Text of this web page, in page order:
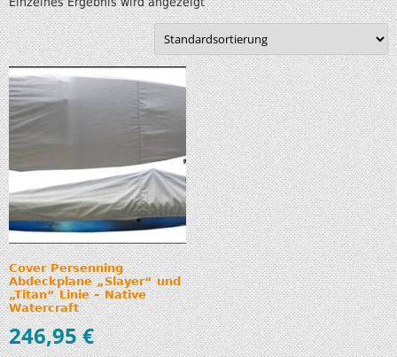
Cover Persenning
Abdeckplane „Slayer“ und
„Titan“ Linie – Native
Watercraft
246,95€